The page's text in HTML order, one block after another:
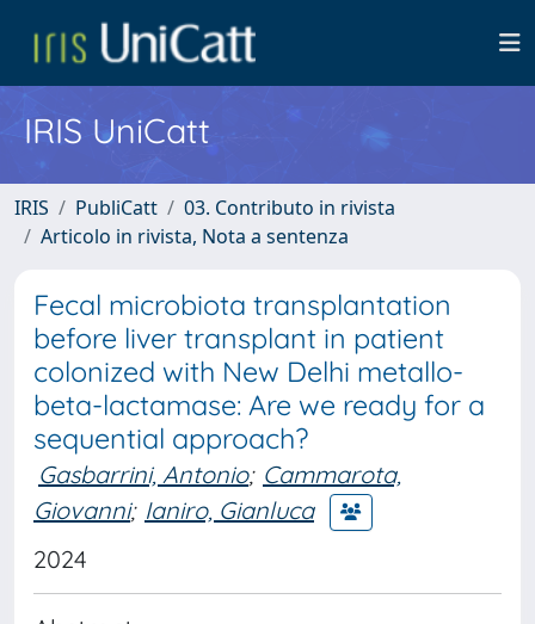
IRIS UniCatt
IRIS PubliCatt
03. Contributo in rivista
Articolo in rivista, Nota a sentenza
Fecal microbiota transplantation
before liver transplant in patient
colonized with New Delhi metallo-
beta-lactamase: Are we ready for a
sequential approach?
Gasbarrini, Antonio; Cammarota,
Giovanni; Ianiro, Gianluca
2024